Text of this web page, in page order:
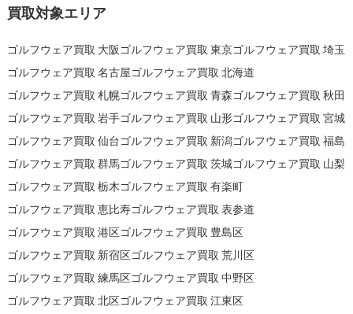
買取対象エリア
ゴルフウェア買取 大阪 ゴルフウェア買取 東京ゴルフウェア買取 埼玉
ゴルフウェア買取 名古屋ゴルフウェア買取 北海道
ゴルフウェア買取 札幌ゴルフウェア買取 青森ゴルフウェア買取 秋田
ゴルフウェア買取 岩手ゴルフウェア買取 山形ゴルフウェア買取 宮城
ゴルフウェア買取 仙台ゴルフウェア買取 新潟ゴルフウェア買取 福島
ゴルフウェア買取 群馬ゴルフウェア買取 茨城ゴルフウェア買取 山梨
ゴルフウェア買取 栃木ゴルフウェア買取 有楽町
ゴルフウェア買取 恵比寿ゴルフウェア買取 表参道
ゴルフウェア買取 港区ゴルフウェア買取 豊島区
ゴルフウェア買取 新宿区ゴルフウェア買取 荒川区
ゴルフウェア買取 練馬区ゴルフウェア買取 中野区
ゴルフウェア買取 北区ゴルフウェア買取 江東区